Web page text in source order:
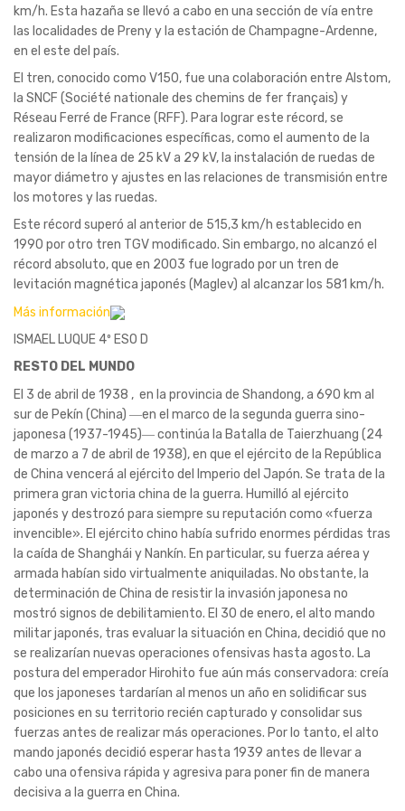
km/h. Esta hazaña se llevó a cabo en una sección de vía entre
las localidades de Preny y la estación de Champagne-Ardenne,
en el este del país.
El tren, conocido como V150, fue una colaboración entre Alstom,
la SNCF (Société nationale des chemins de fer français) y
Réseau Ferré de France (RFF). Para lograr este récord, se
realizaron modificaciones específicas, como el aumento de la
tensión de la línea de 25 kV a 29 kV, la instalación de ruedas de
mayor diámetro y ajustes en las relaciones de transmisión entre
los motores y las ruedas. ​
Este récord superó al anterior de 515,3 km/h establecido en
1990 por otro tren TGV modificado. Sin embargo, no alcanzó el
récord absoluto, que en 2003 fue logrado por un tren de
levitación magnética japonés (Maglev) al alcanzar los 581 km/h.
Más información
ISMAEL LUQUE 4º ESO D
RESTO DEL MUNDO
El 3 de abril de 1938 , en la provincia de Shandong, a 690 km al
sur de Pekín (China) ―en el marco de la segunda guerra sino-
japonesa (1937-1945)― continúa la Batalla de Taierzhuang (24
de marzo a 7 de abril de 1938), en que el ejército de la República
de China vencerá al ejército del Imperio del Japón. Se trata de la
primera gran victoria china de la guerra. Humilló al ejército
japonés y destrozó para siempre su reputación como «fuerza
invencible». El ejército chino había sufrido enormes pérdidas tras
la caída de Shanghái y Nankín. En particular, su fuerza aérea y
armada habían sido virtualmente aniquiladas. No obstante, la
determinación de China de resistir la invasión japonesa no
mostró signos de debilitamiento. El 30 de enero, el alto mando
militar japonés, tras evaluar la situación en China, decidió que no
se realizarían nuevas operaciones ofensivas hasta agosto. La
postura del emperador Hirohito fue aún más conservadora: creía
que los japoneses tardarían al menos un año en solidificar sus
posiciones en su territorio recién capturado y consolidar sus
fuerzas antes de realizar más operaciones. Por lo tanto, el alto
mando japonés decidió esperar hasta 1939 antes de llevar a
cabo una ofensiva rápida y agresiva para poner fin de manera
decisiva a la guerra en China.